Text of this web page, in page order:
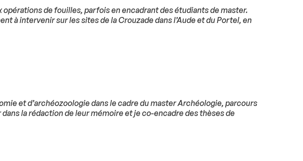
de fouilles, parfois en encadrant des étudiants de master.
à intervenir sur les sites de la Crouzade dans l’Aude et du Portel, en
et d’archéozoologie dans le cadre du master Archéologie, parcours
la rédaction de leur mémoire et je co-encadre des thèses de